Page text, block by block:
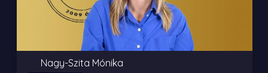
Nagy-Szita Mónika